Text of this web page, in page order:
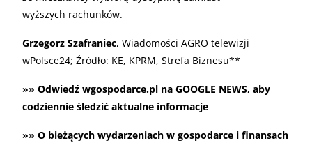
wyższych rachunków.
Grzegorz Szafraniec, Wiadomości AGRO telewizji
wPolsce24; Źródło: KE, KPRM, Strefa Biznesu**
»» Odwiedź wgospodarce.pl na GOOGLE NEWS, aby
codziennie śledzić aktualne informacje
»» O bieżących wydarzeniach w gospodarce i finansach